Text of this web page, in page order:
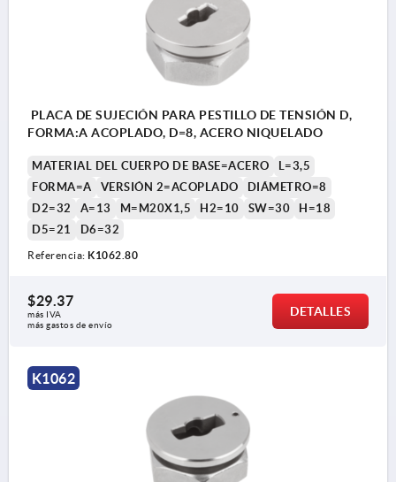
3) Perno de alojamiento
PLACA DE SUJECIÓN PARA PESTILLO DE TENSIÓN D,
FORMA:A ACOPLADO, D=8, ACERO NIQUELADO
MATERIAL DEL CUERPO DE BASE=ACERO
L=3,5
FORMA=A
VERSIÓN 2=ACOPLADO
DIÁMETRO=8
D2=32
A=13 M=M20X1,5 H2=10 SW=30
H=18
D5=21
D6=32
Referencia: K1062.80
$29.37
más IVA
más gastos de envío
DETALLES
K1062